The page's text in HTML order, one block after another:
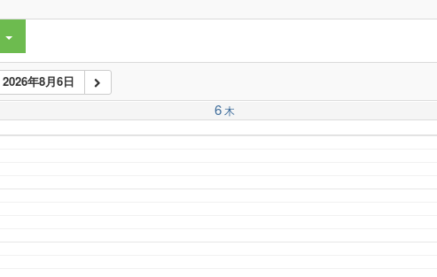
2026年8月6日
6 木